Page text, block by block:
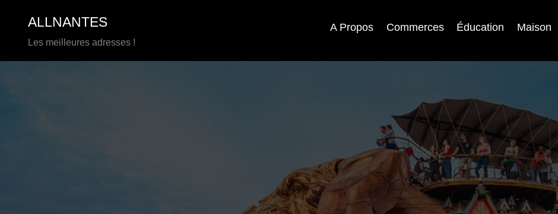
contenu
ALLNANTES
Les meilleures adresses !
A Propos Commerces Éducation Maison